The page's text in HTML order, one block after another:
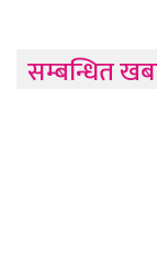
सम्बन्धित